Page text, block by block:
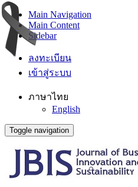
Main Navigation
Main Content
Sidebar
ลงทะเบียน
เข้าสู่ระบบ
ภาษาไทย
English
Toggle navigation